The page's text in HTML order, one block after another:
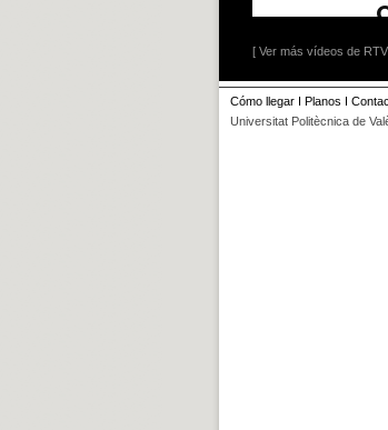
[ Ver más vídeos de
Cómo llegar I Planos I
Universitat Politècnica de